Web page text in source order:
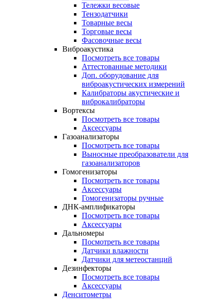
Тележки весовые
Тензодатчики
Товарные весы
Торговые весы
Фасовочные весы
Виброакустика
Посмотреть все товары
Аттестованные методики
Доп. оборудование для
виброакустических измерений
Калибраторы акустические и
виброкалибраторы
Вортексы
Посмотреть все товары
Аксессуары
Газоанализаторы
Посмотреть все товары
Выносные преобразователи для
газоанализаторов
Гомогенизаторы
Посмотреть все товары
Аксессуары
Гомогенизаторы ручные
ДНК-амплификаторы
Посмотреть все товары
Аксессуары
Дальномеры
Посмотреть все товары
Датчики влажности
Датчики для метеостанций
Дезинфекторы
Посмотреть все товары
Аксессуары
Денситометры